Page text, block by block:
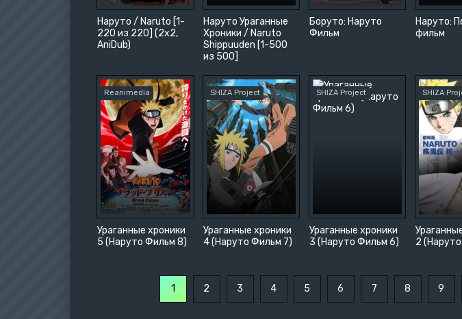
Наруто / Naruto [1-
220 из 220] (2x2,
AniDub)
Наруто Ураганные
Хроники / Naruto
Shippuuden [1-500
из 500]
Боруто: Наруто
Фильм
Наруто:
фильм
Ураганные хроники
5 (Наруто Фильм 8)
Reanimedia
Ураганные хроники
4 (Наруто Фильм 7)
SHIZA Project
Ураганные хроники
3 (Наруто Фильм 6)
SHIZA Project
2
SHIZA
1 2 3 4 5 6 7 8 9
Мистика
Музыкальный
Приключения
Пародия
Романтика
Сёнэн
Спорт